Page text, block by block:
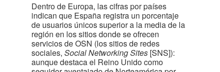
Dentro de Europa, las cifras por países
indican que España registra un porcentaje
de usuarios únicos superior a la media de la
región en los sitios donde se ofrecen
servicios de OSN (los sitios de redes
sociales, Social Networking Sites [SNS]):
aunque destaca el Reino Unido como